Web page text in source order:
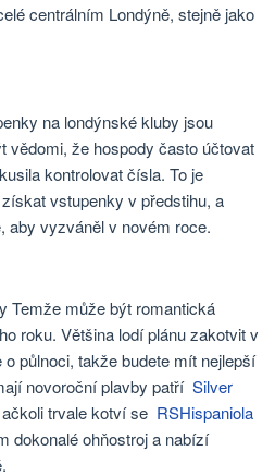
centrálním Londýně, stejně jako
na londýnské kluby jsou
vědomi, že hospody často účtovat
kontrolovat čísla. To je
vstupenky v předstihu, a
aby vyzváněl v novém roce.
Temže může být romantická
roku. Většina lodí plánu zakotvit v
půlnoci, takže budete mít nejlepší
novoroční plavby patří Silver
trvale kotví se RSHispaniola
dokonalé ohňostroj a nabízí